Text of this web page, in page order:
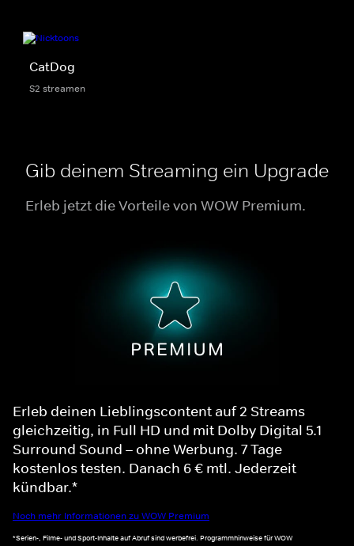
CatDog
S2 streamen
Gib deinem Streaming ein Upgrade
Erleb jetzt die Vorteile von WOW Premium.
Erleb deinen Lieblingscontent auf 2 Streams
gleichzeitig, in Full HD und mit Dolby Digital 5.1
Surround Sound – ohne Werbung. 7 Tage
kostenlos testen. Danach 6 € mtl. Jederzeit
kündbar.*
Noch mehr Informationen zu WOW Premium
*Serien-, Filme- und Sport-Inhalte auf Abruf sind werbefrei. Programmhinweise für WOW